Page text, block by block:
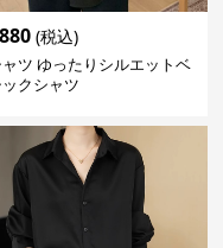
(税込)
ツ ゆったりシルエットベ
クシャツ